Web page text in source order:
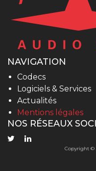
NAVIGATION
Codecs
Logiciels & Services
Actualités
Mentions légales
NOS RÉSEAUX
Copyright ©